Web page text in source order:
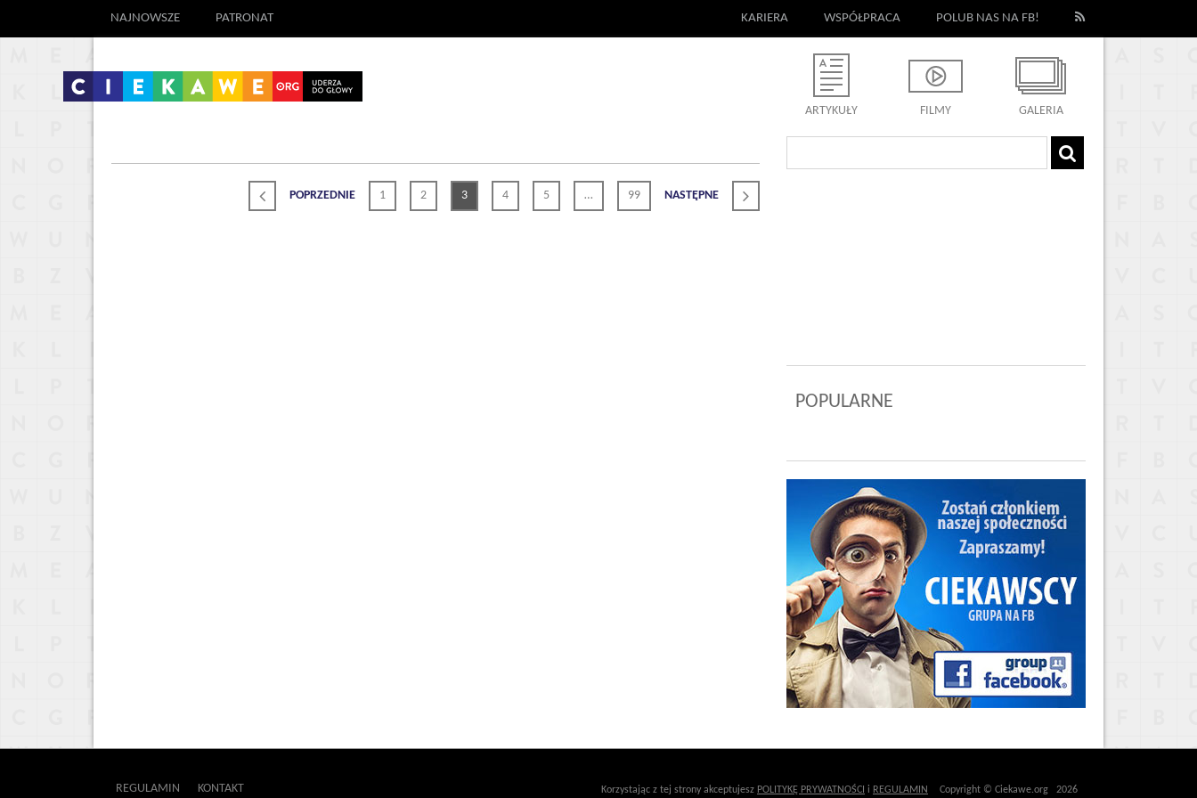
NAJNOWSZE PATRONAT KARIERA WSPÓŁPRACA POLUB NAS NA FB!
ARTYKUŁY FILMY GALERIA
POPRZEDNIE 1 2 3 4 5 … 99 NASTĘPNE
POPULARNE
REGULAMIN KONTAKT Korzystając z tej strony akceptujesz POLITYKĘ PRYWATNOŚCI i REGULAMIN Copyright © Ciekawe.org 2026